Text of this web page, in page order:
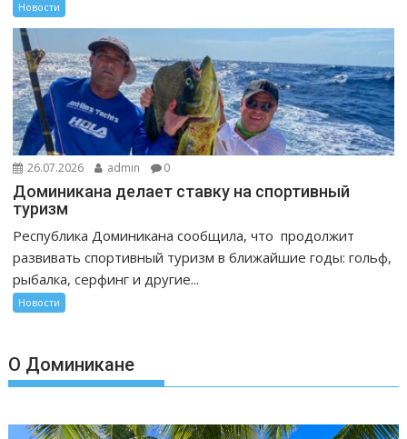
Новости
26.07.2026 admin 0
Доминикана делает ставку на спортивный
туризм
Республика Доминикана сообщила, что продолжит
развивать спортивный туризм в ближайшие годы: гольф,
рыбалка, серфинг и другие...
Новости
О Доминикане